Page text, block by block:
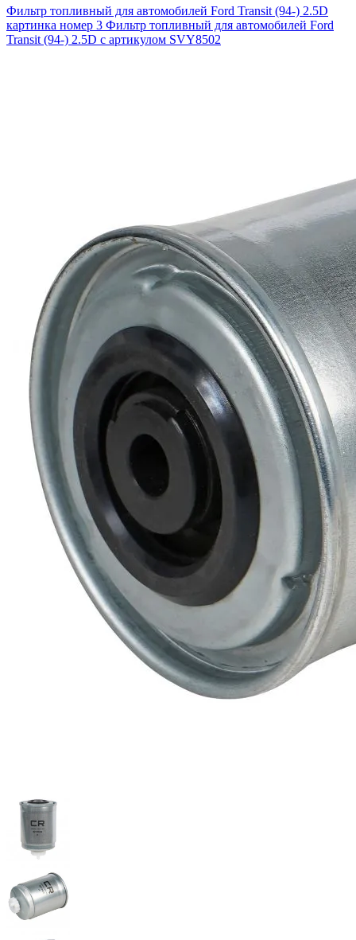
Фильтр топливный для автомобилей Ford Transit (94-) 2.5D
картинка номер 3 Фильтр топливный для автомобилей Ford
Transit (94-) 2.5D с артикулом SVY8502